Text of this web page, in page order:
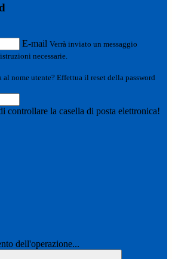
E-mail Verrà inviato un messaggio
necessarie.
al nome utente? Effettua il reset della password
controllare la casella di posta elettronica!
dell'operazione...